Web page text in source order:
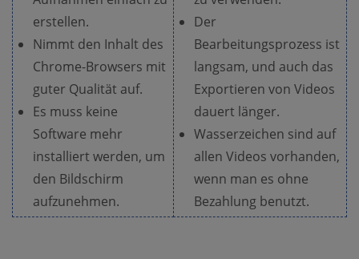
erstellen.
Nimmt den Inhalt des
Chrome-Browsers mit
guter Qualität auf.
Es muss keine
Software mehr
installiert werden, um
den Bildschirm
aufzunehmen.
Der
Bearbeitungsprozess ist
langsam, und auch das
Exportieren von Videos
dauert länger.
Wasserzeichen sind auf
allen Videos vorhanden,
wenn man es ohne
Bezahlung benutzt.